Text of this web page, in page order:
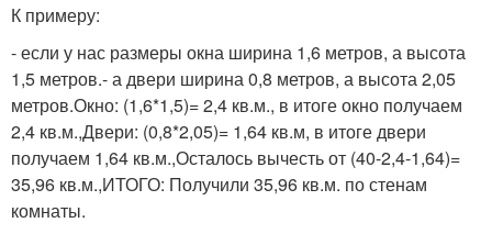
К примеру:
- если у нас размеры окна ширина 1,6 метров, а высота
1,5 метров.- а двери ширина 0,8 метров, а высота 2,05
метров.Окно: (1,6*1,5)= 2,4 кв.м., в итоге окно получаем
2,4 кв.м.,Двери: (0,8*2,05)= 1,64 кв.м, в итоге двери
получаем 1,64 кв.м.,Осталось вычесть от (40-2,4-1,64)=
35,96 кв.м.,ИТОГО: Получили 35,96 кв.м. по стенам
комнаты.